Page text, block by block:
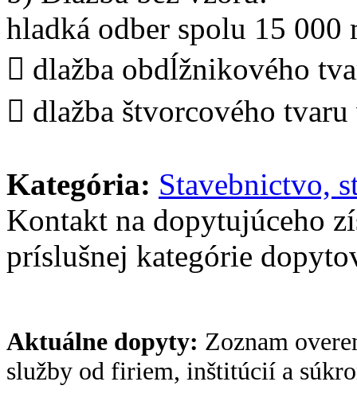
hladká odber spolu 15 000
 dlažba obdĺžnikového
 dlažba štvorcového
Kategória: Stavebnictvo,
Kontakt na dopytujúceho
príslušnej kategórie
Aktuálne dopyty: Zoznam
služby od firiem, inštitúcií a